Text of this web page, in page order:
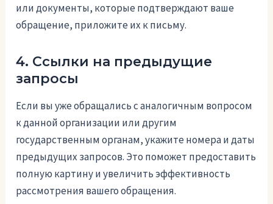
или документы, которые подтверждают ваше
обращение, приложите их к письму.
4. Ссылки на предыдущие
запросы
Если вы уже обращались с аналогичным вопросом
к данной организации или другим
государственным органам, укажите номера и даты
предыдущих запросов. Это поможет предоставить
полную картину и увеличить эффективность
рассмотрения вашего обращения.